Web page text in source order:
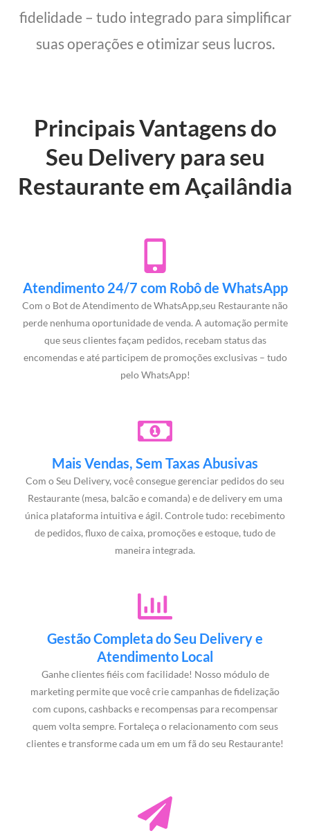
fidelidade – tudo integrado para simplificar
suas operações e otimizar seus lucros.
Principais Vantagens do
Seu Delivery para seu
Restaurante em Açailândia
Atendimento 24/7 com Robô de WhatsApp
Com o Bot de Atendimento de WhatsApp,seu Restaurante não
perde nenhuma oportunidade de venda. A automação permite
que seus clientes façam pedidos, recebam status das
encomendas e até participem de promoções exclusivas – tudo
pelo WhatsApp!
Mais Vendas, Sem Taxas Abusivas
Com o Seu Delivery, você consegue gerenciar pedidos do seu
Restaurante (mesa, balcão e comanda) e de delivery em uma
única plataforma intuitiva e ágil. Controle tudo: recebimento
de pedidos, fluxo de caixa, promoções e estoque, tudo de
maneira integrada.
Gestão Completa do Seu Delivery e
Atendimento Local
Ganhe clientes fiéis com facilidade! Nosso módulo de
marketing permite que você crie campanhas de fidelização
com cupons, cashbacks e recompensas para recompensar
quem volta sempre. Fortaleça o relacionamento com seus
clientes e transforme cada um em um fã do seu Restaurante!